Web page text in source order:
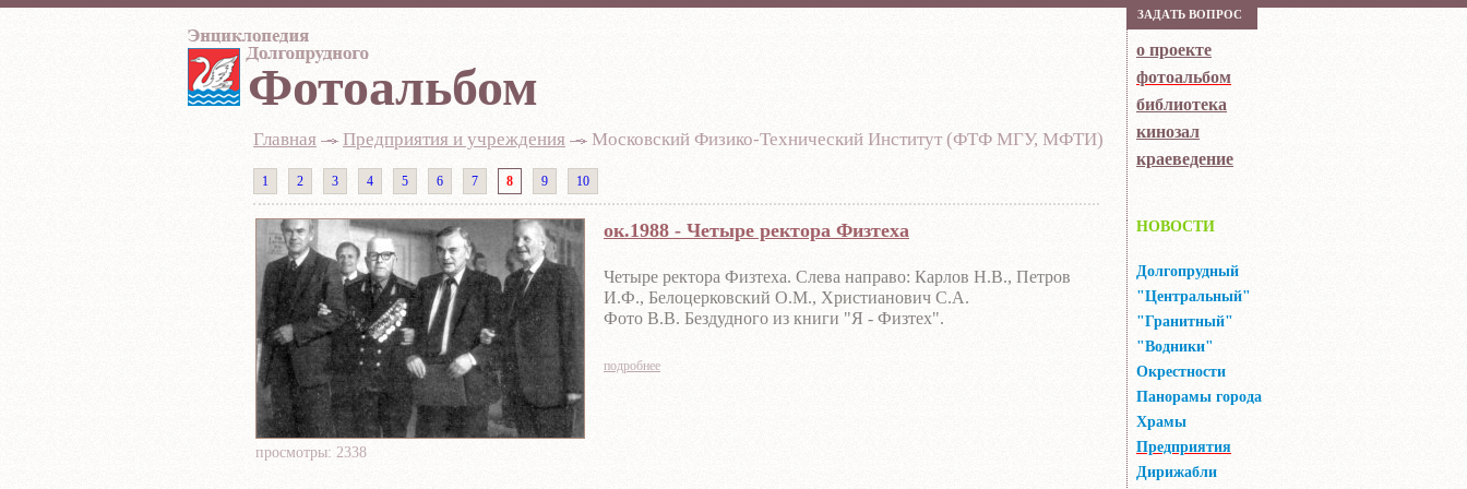
Фотоальбом
Главная - Предприятия и учреждения - Московский Физико-Технический Институт (ФТФ МГУ, МФТИ)
1 2 3 4 5 6 7 8 9 10
ок.1988 - Четыре ректора Физтеха
Четыре ректора Физтеха. Слева направо: Карлов Н.В., Петров
И.Ф., Белоцерковский О.М., Христианович С.А.
Фото В.В. Бездудного из книги "Я - Физтех".
подробнее
просмотры: 2338
ЗAДAТЬ ВOПРOС
о проекте
фотоальбом
библиотека
кинозал
краеведение
НОВОСТИ
Долгопрудный
"Центральный"
"Гранитный"
"Водники"
Окрестности
Панорамы города
Храмы
Предприятия
Дирижабли